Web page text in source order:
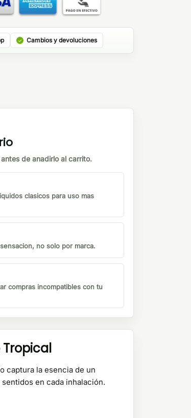
Cambios y devoluciones
de anadirlo al carrito.
clasicos para uso mas
no solo por marca.
compras incompatibles con tu
Tropical
captura la esencia de un
en cada inhalación.